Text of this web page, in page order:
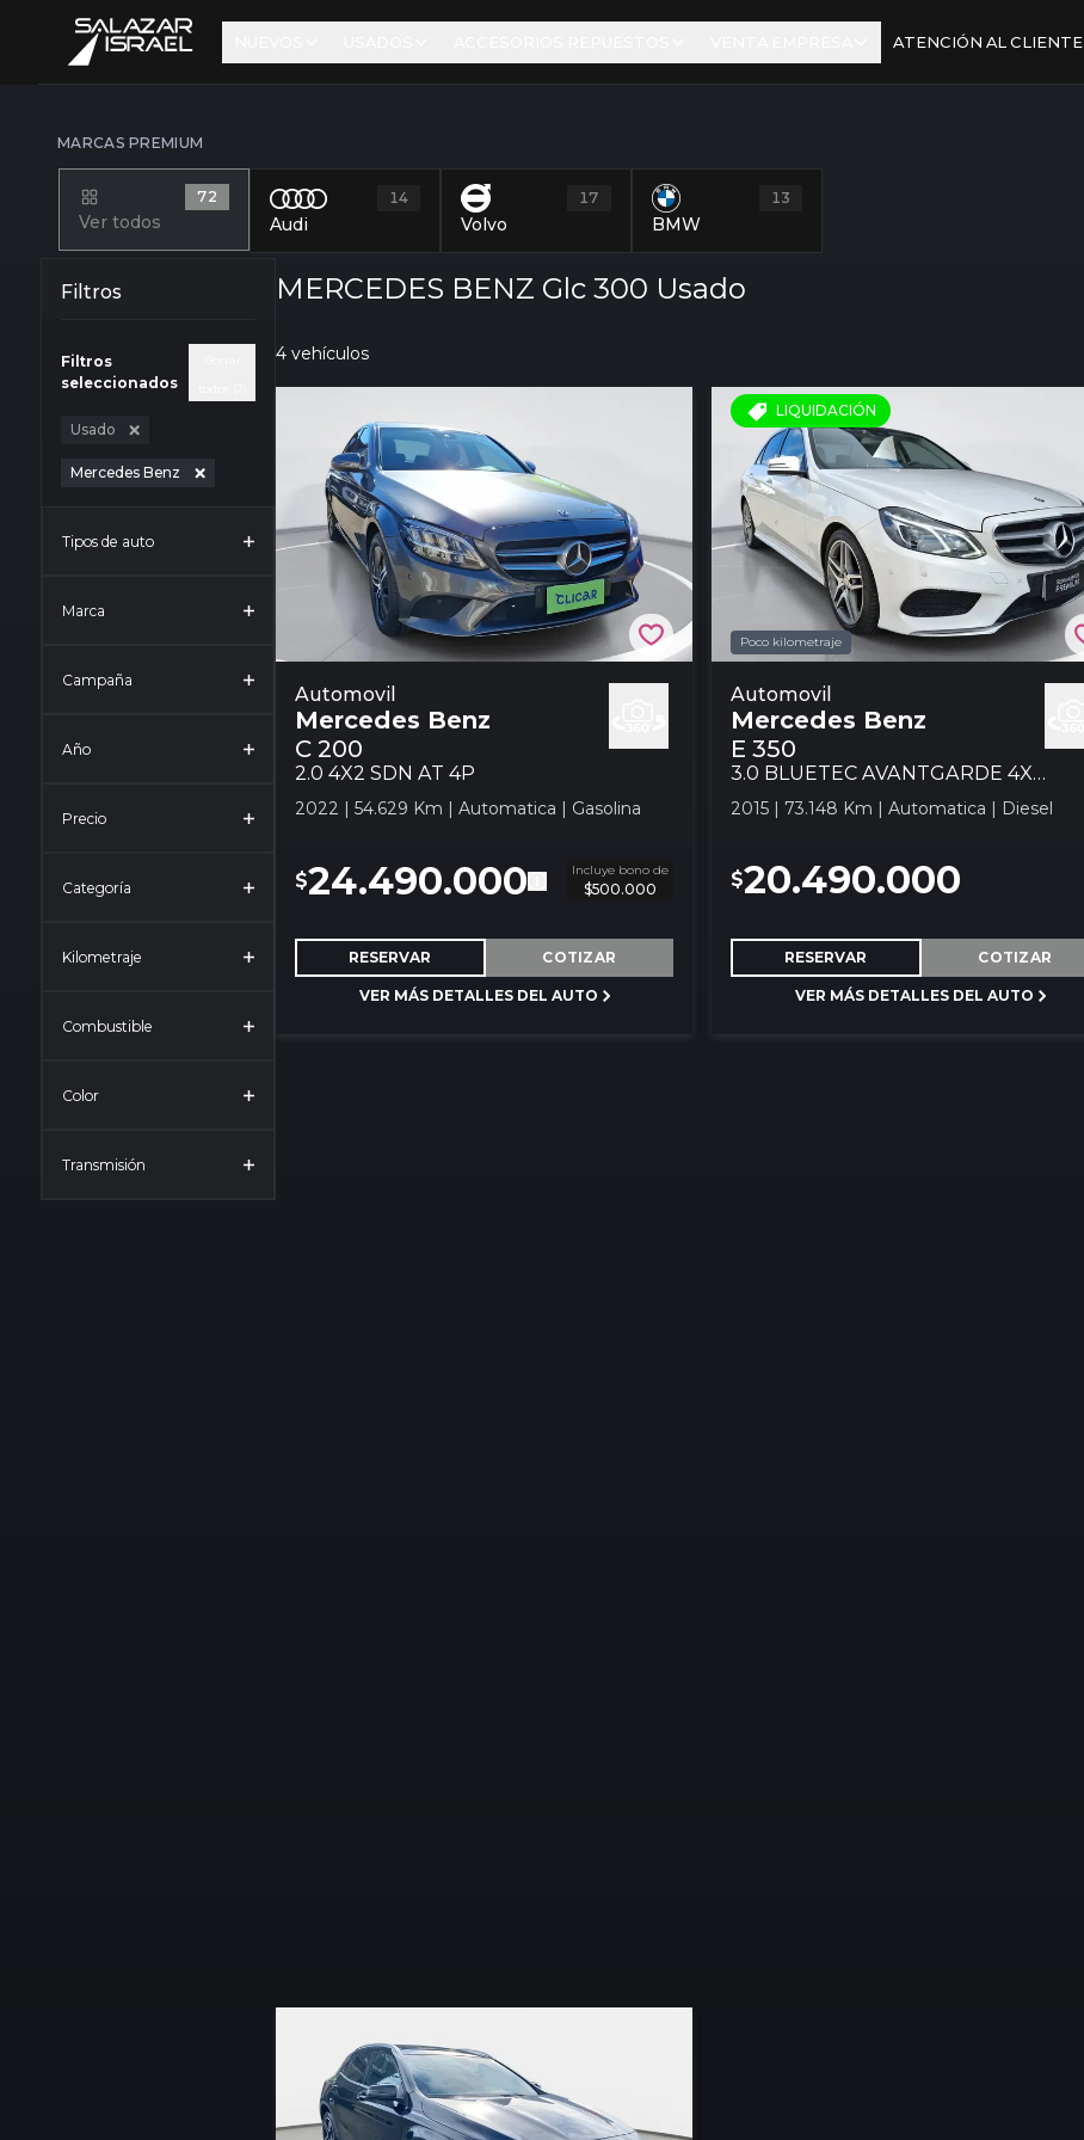
ATENCIÓN AL CLIENTE
MARCAS PREMIUM
72
Ver todos
14
Audi
17
Volvo
13
BMW
Filtros
Filtros
seleccionados
Usado
Mercedes Benz
Tipos de auto
Marca
Campaña
Año
Precio
Categoría
Kilometraje
Combustible
Color
Transmisión
MERCEDES BENZ Glc 300 Usado
4 vehículos
Mercedes Benz C 200 2.0 4x2 Sdn At 4p
Automovil
Automovil
Mercedes Benz
C 200
2.0 4X2 SDN AT 4P
2022 | 54.629 Km | Automatica | Gasolina
$24.490.000 Incluye bono de
$500.000
RESERVAR COTIZAR
VER MÁS DETALLES DEL AUTO
LIQUIDACIÓN
Poco kilometraje
Mercedes Benz E 350 3.0 Bluetec
Avantgarde 4x2 At 2p Automovil
Automovil
Mercedes Benz
E 350
3.0 BLUETEC AVANTGARDE 4X2 AT 2P
2015 | 73.148 Km | Automatica | Diesel
$20.490.000
RESERVAR COTIZAR
VER MÁS DETALLES DEL AUTO